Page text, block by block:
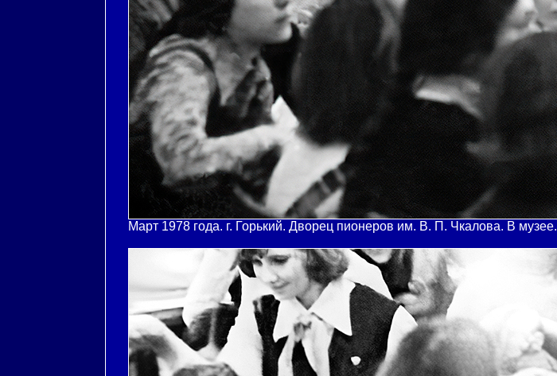
Март 1978 года. г. Горький. Дворец пионеров им. В. П. Чкалова. В музее.